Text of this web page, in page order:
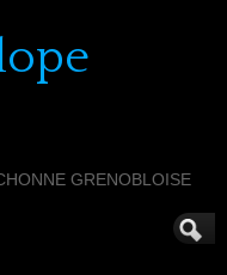
GRENOBLOISE